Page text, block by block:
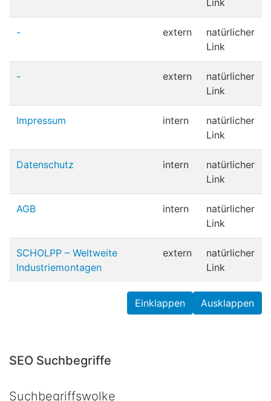
Link
- extern
natürlicher
Link
- extern
natürlicher
Link
Impressum intern
natürlicher
Link
Datenschutz intern
natürlicher
Link
AGB intern
natürlicher
Link
SCHOLPP – Weltweite
Industriemontagen
extern
natürlicher
Link
Ausklappen
Einklappen
SEO Suchbegriffe
Suchbegriffswolke